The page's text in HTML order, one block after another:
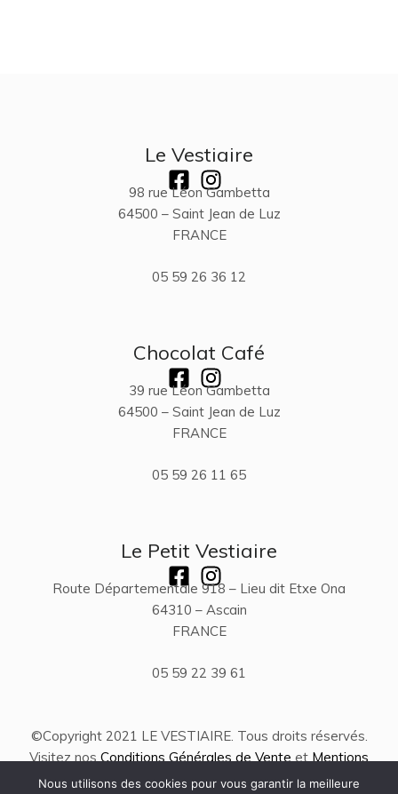
Le Vestiaire
98 rue Léon Gambetta
64500 – Saint Jean de Luz
FRANCE
05 59 26 36 12
Chocolat Café
39 rue Léon Gambetta
64500 – Saint Jean de Luz
FRANCE
05 59 26 11 65
Le Petit Vestiaire
Route Départementale 918 – Lieu dit Etxe Ona
64310 – Ascain
FRANCE
05 59 22 39 61
©Copyright 2021 LE VESTIAIRE. Tous droits réservés.
Visitez nosConditions Générales de Vente etMentions
Légales.
Nous utilisons des cookies pour vous garantir la meilleure